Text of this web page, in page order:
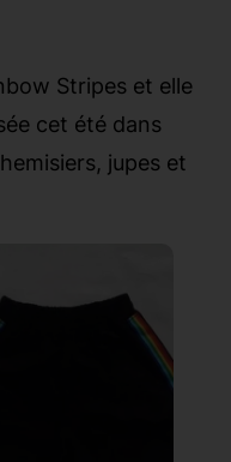
Stripes et elle
cet été dans
jupes et